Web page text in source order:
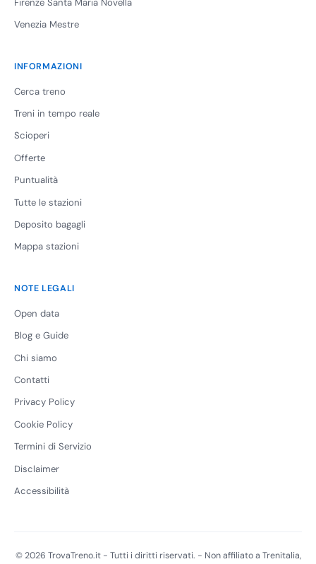
Venezia Mestre
INFORMAZIONI
Cerca treno
Treni in tempo reale
Scioperi
Offerte
Puntualità
Tutte le stazioni
Deposito bagagli
Mappa stazioni
NOTE LEGALI
Open data
Blog e Guide
Chi siamo
Contatti
Privacy Policy
Cookie Policy
Termini di Servizio
Disclaimer
Accessibilità
© 2026 TrovaTreno.it - Tutti i diritti riservati. - Non affiliato a Trenitalia,